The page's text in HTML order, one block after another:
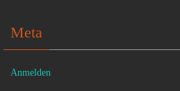
Meta
Anmelden